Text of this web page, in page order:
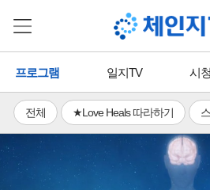
프로그램 일지TV 시
전체 ★Love Heals 따라하기
수면장애 완화 휴식ㆍ이완 활
유연성 기르기 면역력 증진